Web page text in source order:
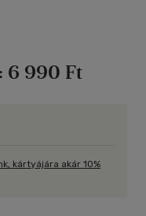
útját a
a Szent Korona? Hol
Ilyen és
6 990 Ft
kártyájára akár 10%